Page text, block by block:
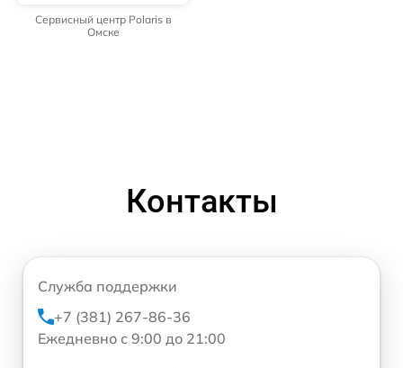
Сервисный центр Polaris в
Омске
Контакты
Служба поддержки
+7 (381) 267-86-36
Ежедневно с 9:00 до 21:00